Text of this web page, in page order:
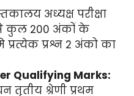
अध्यक्ष परीक्षा
से कुल 200 अंकों के
प्रश्न 2 अंको का
Qualifying Marks:
तृतीय श्रेणी प्रथम